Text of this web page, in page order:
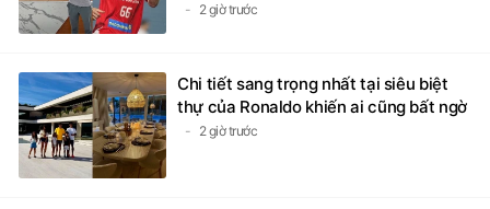
2 giờ trước
Chi tiết sang trọng nhất tại siêu biệt
thự của Ronaldo khiến ai cũng bất ngờ
2 giờ trước